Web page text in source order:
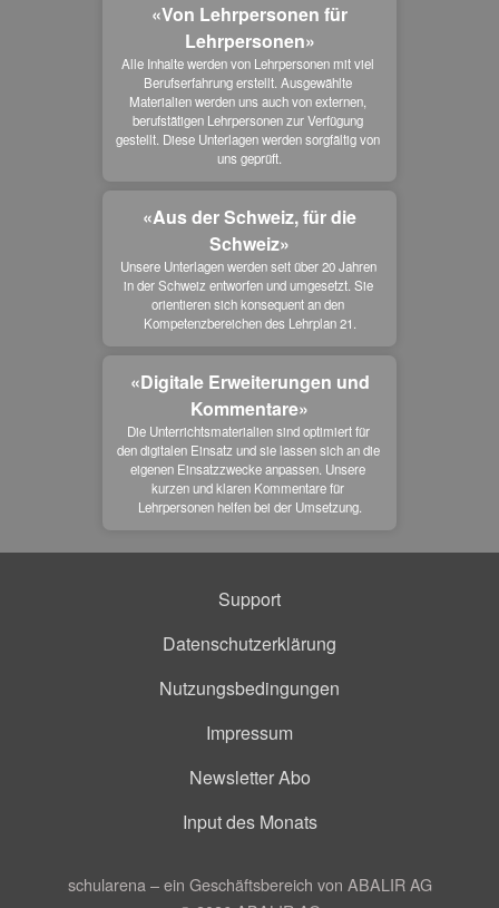
«Von Lehrpersonen für
Lehrpersonen»
Alle Inhalte werden von Lehrpersonen mit viel
Berufserfahrung erstellt. Ausgewählte
Materialien werden uns auch von externen,
berufstätigen Lehrpersonen zur Verfügung
gestellt. Diese Unterlagen werden sorgfältig von
uns geprüft.
«Aus der Schweiz, für die
Schweiz»
Unsere Unterlagen werden seit über 20 Jahren
in der Schweiz entworfen und umgesetzt. Sie
orientieren sich konsequent an den
Kompetenzbereichen des Lehrplan 21.
«Digitale Erweiterungen und
Kommentare»
Die Unterrichtsmaterialien sind optimiert für
den digitalen Einsatz und sie lassen sich an die
eigenen Einsatzzwecke anpassen. Unsere
kurzen und klaren Kommentare für
Lehrpersonen helfen bei der Umsetzung.
Support
Datenschutzerklärung
Nutzungsbedingungen
Impressum
Newsletter Abo
Input des Monats
schularena – ein Geschäftsbereich von ABALIR AG